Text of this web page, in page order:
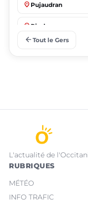
place Pujaudran
place Riscle
arrow_back Tout le Gers
L'actualité de
RUBRIQUES
MÉTÉO
INFO TRAFIC